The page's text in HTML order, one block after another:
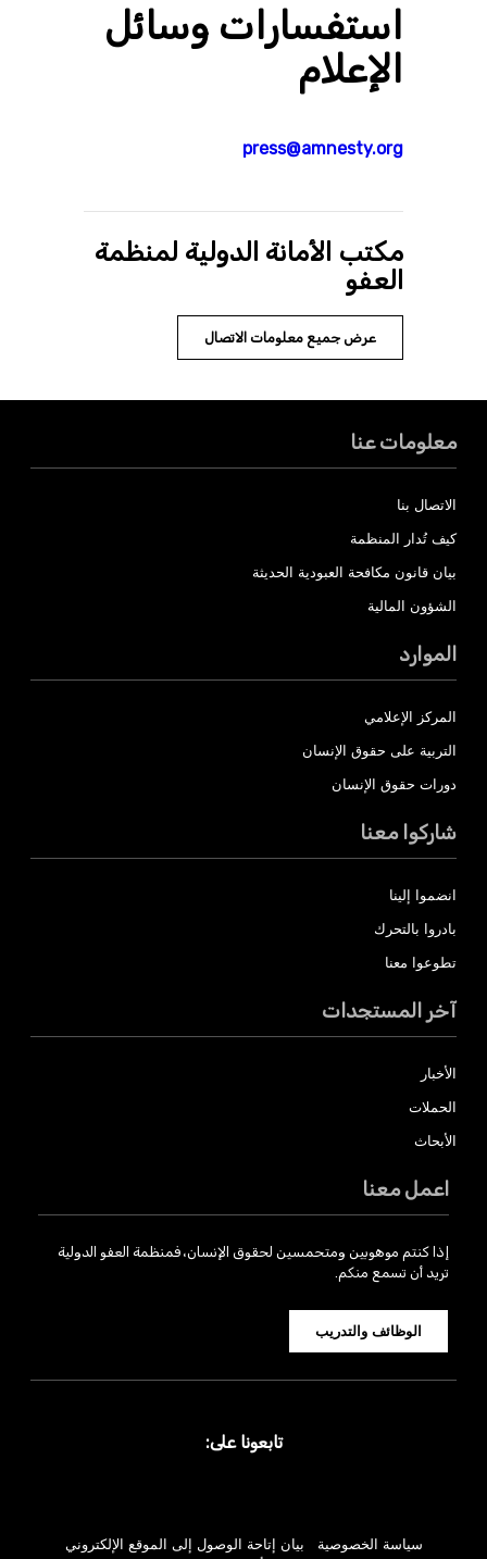
استفسارات وسائل
الإعلام
press@amnesty.org
مكتب الأمانة الدولية لمنظمة
العفو
عرض جميع معلومات الاتصال
معلومات عنا
الاتصال بنا
كيف تُدار المنظمة
بيان قانون مكافحة العبودية الحديثة
الشؤون المالية
الموارد
المركز الإعلامي
التربية على حقوق الإنسان
دورات حقوق الإنسان
شاركوا معنا
انضموا إلينا
بادروا بالتحرك
تطوعوا معنا
آخر المستجدات
الأخبار
الحملات
الأبحاث
اعمل معنا
إذا كنتم موهوبين ومتحمسين لحقوق الإنسان، فمنظمة العفو الدولية
تريد أن تسمع منكم.
الوظائف والتدريب
سياسة الخصوصية
بيان إتاحة الوصول إلى الموقع الإلكتروني
تابعونا على: